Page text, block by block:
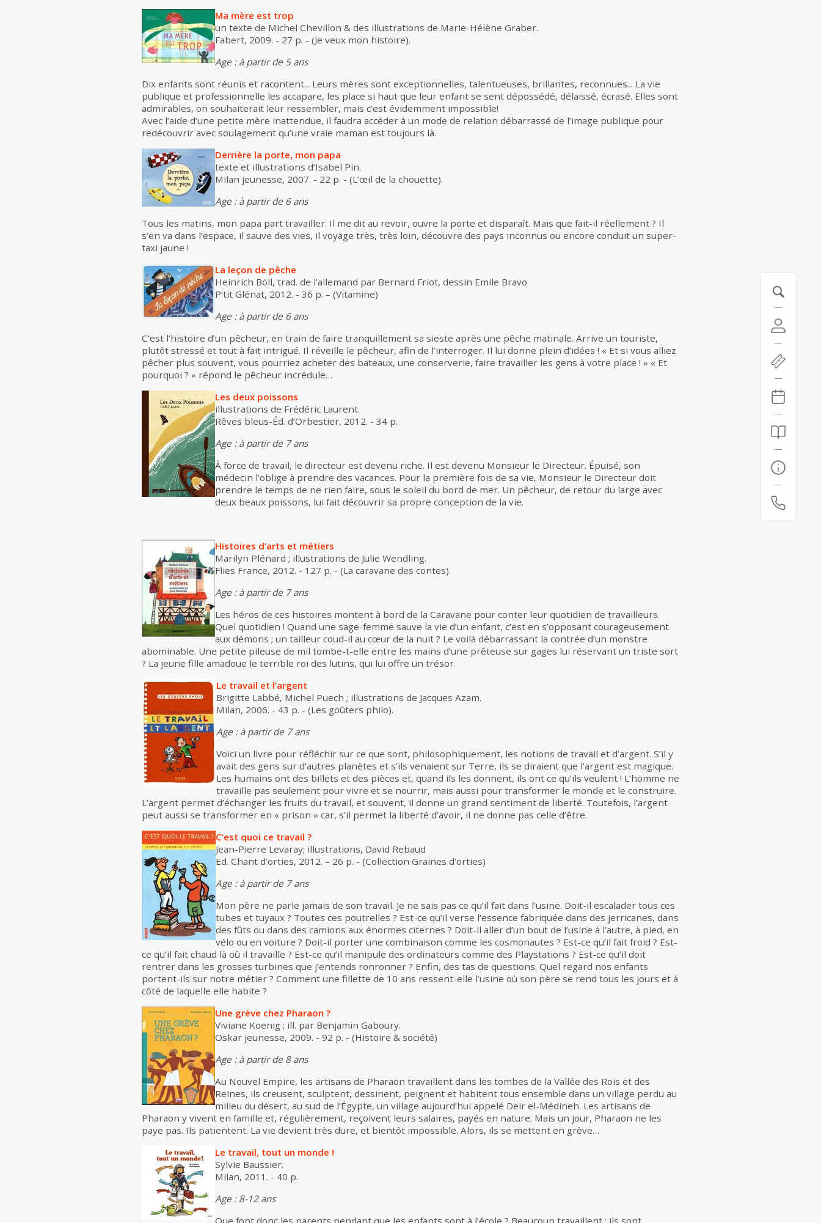
Ma mère est trop
un texte de Michel Chevillon & des illustrations de Marie-Hélène Graber.
Fabert, 2009. - 27 p. - (Je veux mon histoire).
Age : à partir de 5 ans
Dix enfants sont réunis et racontent... Leurs mères sont exceptionnelles, talentueuses, brillantes, reconnues... La vie
publique et professionnelle les accapare, les place si haut que leur enfant se sent dépossédé, délaissé, écrasé. Elles sont
admirables, on souhaiterait leur ressembler, mais c’est évidemment impossible!
Avec l’aide d’une petite mère inattendue, il faudra accéder à un mode de relation débarrassé de l’image publique pour
redécouvrir avec soulagement qu’une vraie maman est toujours là.
Derrière la porte, mon papa
texte et illustrations d’Isabel Pin.
Milan jeunesse, 2007. - 22 p. - (L’œil de la chouette).
Age : à partir de 6 ans
Tous les matins, mon papa part travailler. Il me dit au revoir, ouvre la porte et disparaît. Mais que fait-il réellement ? Il
s’en va dans l’espace, il sauve des vies, il voyage très, très loin, découvre des pays inconnus ou encore conduit un super-
taxi jaune !
La leçon de pêche
Heinrich Böll, trad. de l’allemand par Bernard Friot, dessin Emile Bravo
P’tit Glénat, 2012. - 36 p. – (Vitamine)
Age : à partir de 6 ans
C’est l’histoire d’un pêcheur, en train de faire tranquillement sa sieste après une pêche matinale. Arrive un touriste,
plutôt stressé et tout à fait intrigué. Il réveille le pêcheur, afin de l’interroger. Il lui donne plein d’idées ! « Et si vous alliez
pêcher plus souvent, vous pourriez acheter des bateaux, une conserverie, faire travailler les gens à votre place ! » « Et
pourquoi ? » répond le pêcheur incrédule…
Les deux poissons
illustrations de Frédéric Laurent.
Rêves bleus-Éd. d’Orbestier, 2012. - 34 p.
Age : à partir de 7 ans
À force de travail, le directeur est devenu riche. Il est devenu Monsieur le Directeur. Épuisé, son
médecin l’oblige à prendre des vacances. Pour la première fois de sa vie, Monsieur le Directeur doit
prendre le temps de ne rien faire, sous le soleil du bord de mer. Un pêcheur, de retour du large avec
deux beaux poissons, lui fait découvrir sa propre conception de la vie.
Histoires d’arts et métiers
Marilyn Plénard ; illustrations de Julie Wendling.
Flies France, 2012. - 127 p. - (La caravane des contes).
Age : à partir de 7 ans
Les héros de ces histoires montent à bord de la Caravane pour conter leur quotidien de travailleurs.
Quel quotidien ! Quand une sage-femme sauve la vie d’un enfant, c’est en s’opposant courageusement
aux démons ; un tailleur coud-il au cœur de la nuit ? Le voilà débarrassant la contrée d’un monstre
abominable. Une petite pileuse de mil tombe-t-elle entre les mains d’une prêteuse sur gages lui réservant un triste sort
? La jeune fille amadoue le terrible roi des lutins, qui lui offre un trésor.
Le travail et l’argent
Brigitte Labbé, Michel Puech ; illustrations de Jacques Azam.
Milan, 2006. - 43 p. - (Les goûters philo).
Age : à partir de 7 ans
Voici un livre pour réfléchir sur ce que sont, philosophiquement, les notions de travail et d’argent. S’il y
avait des gens sur d’autres planètes et s’ils venaient sur Terre, ils se diraient que l’argent est magique.
Les humains ont des billets et des pièces et, quand ils les donnent, ils ont ce qu’ils veulent ! L’homme ne
travaille pas seulement pour vivre et se nourrir, mais aussi pour transformer le monde et le construire.
L’argent permet d’échanger les fruits du travail, et souvent, il donne un grand sentiment de liberté. Toutefois, l’argent
peut aussi se transformer en « prison » car, s’il permet la liberté d’avoir, il ne donne pas celle d’être.
C’est quoi ce travail ?
Jean-Pierre Levaray; illustrations, David Rebaud
Ed. Chant d’orties, 2012. – 26 p. - (Collection Graines d’orties)
Age : à partir de 7 ans
Mon père ne parle jamais de son travail. Je ne sais pas ce qu’il fait dans l’usine. Doit-il escalader tous ces
tubes et tuyaux ? Toutes ces poutrelles ? Est-ce qu’il verse l’essence fabriquée dans des jerricanes, dans
des fûts ou dans des camions aux énormes citernes ? Doit-il aller d’un bout de l’usine à l’autre, à pied, en
vélo ou en voiture ? Doit-il porter une combinaison comme les cosmonautes ? Est-ce qu’il fait froid ? Est-
ce qu’il fait chaud là où il travaille ? Est-ce qu’il manipule des ordinateurs comme des Playstations ? Est-ce qu’il doit
rentrer dans les grosses turbines que j’entends ronronner ? Enfin, des tas de questions. Quel regard nos enfants
portent-ils sur notre métier ? Comment une fillette de 10 ans ressent-elle l’usine où son père se rend tous les jours et à
côté de laquelle elle habite ?
Une grève chez Pharaon ?
Viviane Koenig ; ill. par Benjamin Gaboury.
Oskar jeunesse, 2009. - 92 p. - (Histoire & société)
Age : à partir de 8 ans
Au Nouvel Empire, les artisans de Pharaon travaillent dans les tombes de la Vallée des Rois et des
Reines, ils creusent, sculptent, dessinent, peignent et habitent tous ensemble dans un village perdu au
milieu du désert, au sud de l’Égypte, un village aujourd’hui appelé Deir el-Médineh. Les artisans de
Pharaon y vivent en famille et, régulièrement, reçoivent leurs salaires, payés en nature. Mais un jour, Pharaon ne les
paye pas. Ils patientent. La vie devient très dure, et bientôt impossible. Alors, ils se mettent en grève…
Le travail, tout un monde !
Sylvie Baussier.
Milan, 2011. - 40 p.
Age : 8-12 ans
Que font donc les parents pendant que les enfants sont à l’école ? Beaucoup travaillent : ils sont